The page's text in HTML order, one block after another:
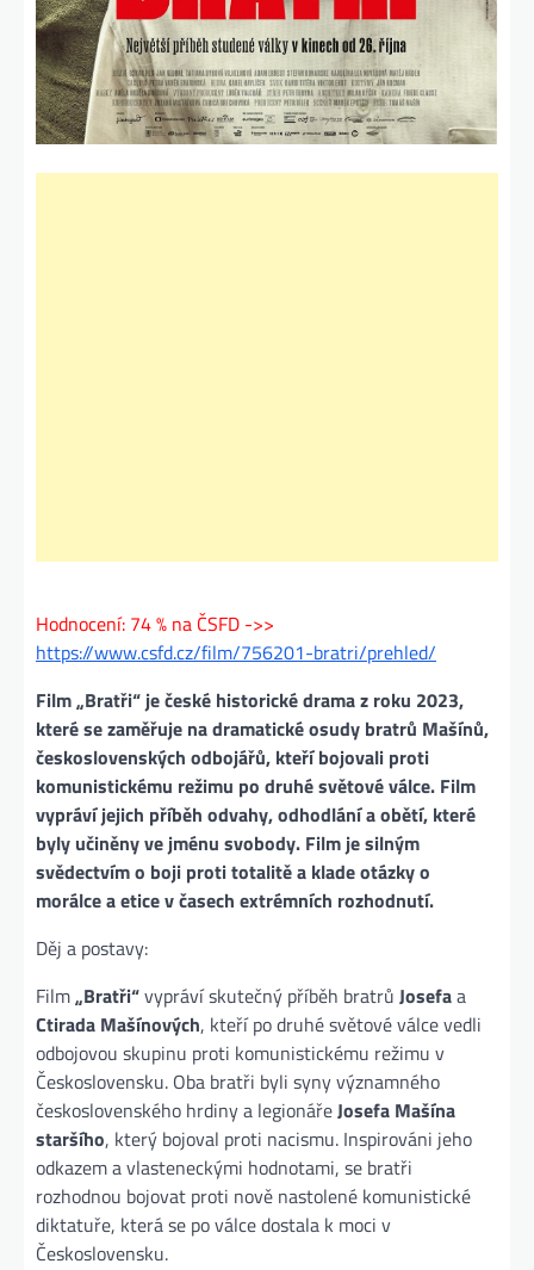
Hodnocení: 74 % na ČSFD ->>
https://www.csfd.cz/film/756201-bratri/prehled/
Film „Bratři“ je české historické drama z roku 2023,
které se zaměřuje na dramatické osudy bratrů Mašínů,
československých odbojářů, kteří bojovali proti
komunistickému režimu po druhé světové válce. Film
vypráví jejich příběh odvahy, odhodlání a obětí, které
byly učiněny ve jménu svobody. Film je silným
svědectvím o boji proti totalitě a klade otázky o
morálce a etice v časech extrémních rozhodnutí.
Děj a postavy:
Film„Bratři“vypráví skutečný příběh bratrů Josefaa
Ctirada Mašínových, kteří po druhé světové válce vedli
odbojovou skupinu proti komunistickému režimu v
Československu. Oba bratři byli syny významného
československého hrdiny a legionářeJosefa Mašína
staršího, který bojoval proti nacismu. Inspirováni jeho
odkazem a vlasteneckými hodnotami, se bratři
rozhodnou bojovat proti nově nastolené komunistické
diktatuře, která se po válce dostala k moci v
Československu.